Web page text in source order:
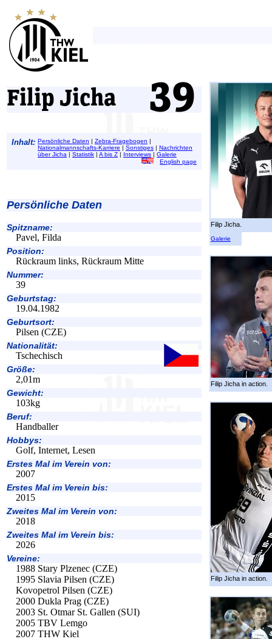
Filip Jicha
Inhalt: Persönliche Daten | Zebra-Fragebogen |
Nationalmannschafts-Karriere | Sonstiges | Nachrichten
über Jicha | Statistik | A bis Z | Interviews | Galerie
English page
Persönliche Daten
Spitzname:
Pavel, Filda
Position:
Rückraum links, Rückraum Mitte
Nummer:
39
Geburtstag:
19.04.1982
Geburtsort:
Pilsen (CZE)
Nationalität:
Tschechisch
Größe:
2,01m
Gewicht:
103kg
Beruf:
Handballer
Hobbys:
Golf, Internet, Lesen
Erstes Mal im Verein von:
2007
Erstes Mal im Verein bis:
2015
Zweites Mal im Verein von:
2018
Zweites Mal im Verein bis:
2026
Vereine:
1988 Stary Plzenec (CZE)
1995 Slavia Pilsen (CZE)
Kovopetrol Pilsen (CZE)
2000 Dukla Prag (CZE)
2003 St. Otmar St. Gallen (SUI)
2005 TBV Lemgo
2007 THW Kiel
Filip Jicha.
Galerie
Filip Jicha in action.
Filip Jicha in action.